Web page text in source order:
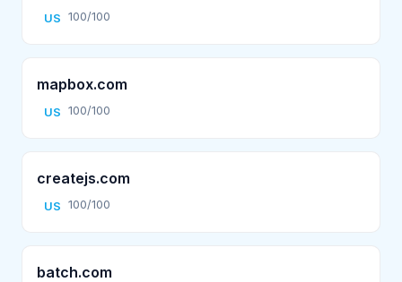
US 100/100
mapbox.com
US 100/100
createjs.com
US 100/100
batch.com